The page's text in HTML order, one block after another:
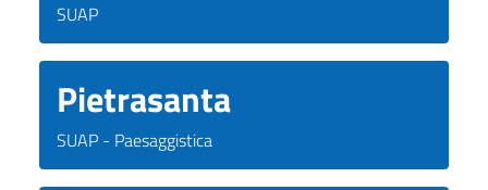
SUAP
Pietrasanta
SUAP - Paesaggistica